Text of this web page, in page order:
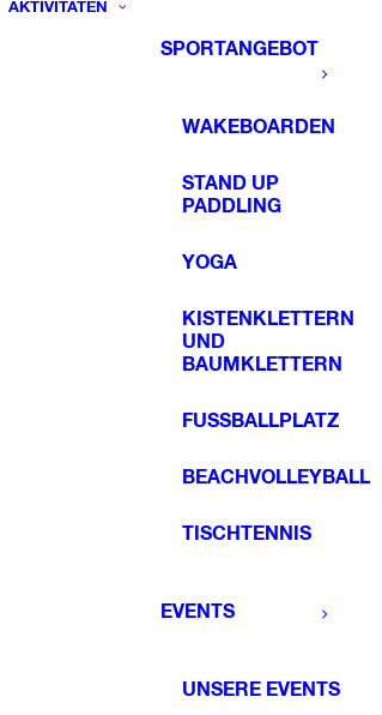
AKTIVITÄTEN
SPORTANGEBOT
WAKEBOARDEN
STAND UP
PADDLING
YOGA
KISTENKLETTERN
UND
BAUMKLETTERN
FUSSBALLPLATZ
BEACHVOLLEYBALL
TISCHTENNIS
EVENTS
UNSERE EVENTS